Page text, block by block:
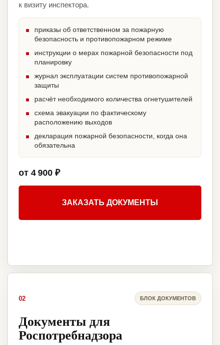
к визиту инспектора.
приказы об ответственном за пожарную
безопасность и противопожарном режиме
инструкции о мерах пожарной безопасности под
планировку
журнал эксплуатации систем противопожарной
защиты
расчёт необходимого количества огнетушителей
схема эвакуации по фактическому
расположению выходов
декларация пожарной безопасности, когда она
обязательна
от 4 900 ₽
ЗАКАЗАТЬ ДОКУМЕНТЫ
02 БЛОК ДОКУМЕНТОВ
Документы для
Роспотребнадзора